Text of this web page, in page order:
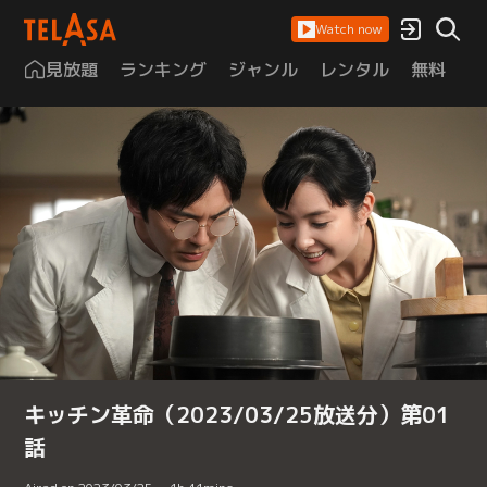
Watch now
見放題 ランキング ジャンル レンタル 無料
キッチン革命（2023/03/25放送分）第01
話